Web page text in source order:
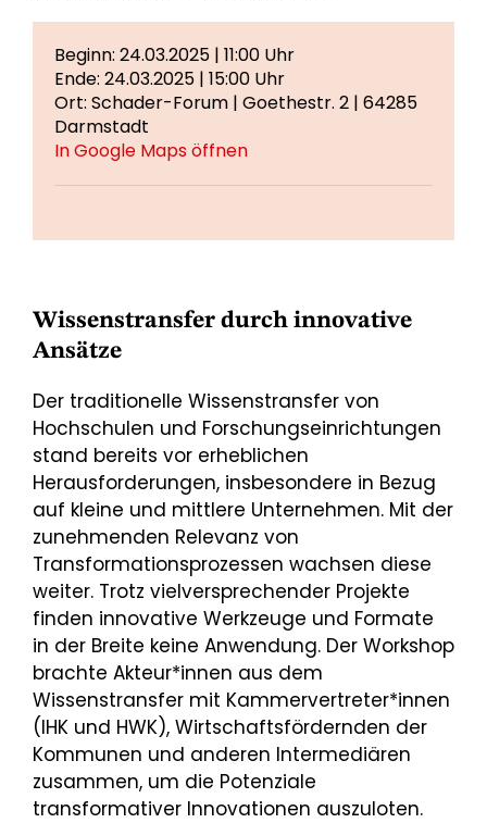
Beginn: 24.03.2025 | 11:00 Uhr
Ende: 24.03.2025 | 15:00 Uhr
Ort: Schader-Forum | Goethestr. 2 | 64285
Darmstadt
In Google Maps öffnen
Wissenstransfer durch innovative
Ansätze
Der traditionelle Wissenstransfer von
Hochschulen und Forschungseinrichtungen
stand bereits vor erheblichen
Herausforderungen, insbesondere in Bezug
auf kleine und mittlere Unternehmen. Mit der
zunehmenden Relevanz von
Transformationsprozessen wachsen diese
weiter. Trotz vielversprechender Projekte
finden innovative Werkzeuge und Formate
in der Breite keine Anwendung. Der Workshop
brachte Akteur*innen aus dem
Wissenstransfer mit Kammervertreter*innen
(IHK und HWK), Wirtschaftsfördernden der
Kommunen und anderen Intermediären
zusammen, um die Potenziale
transformativer Innovationen auszuloten.